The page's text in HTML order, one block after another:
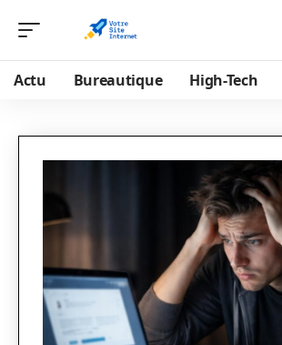
Actu Bureautique High-Tech